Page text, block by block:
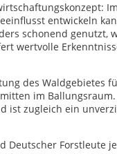
entwickeln
schonend genutzt,
wertvolle
des Waldgebietes
im
zugleich ein
Deutscher Forstleute